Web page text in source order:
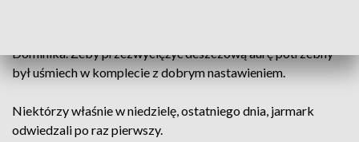
Dominika. Żeby przezwyciężyć deszczową aurę potrzebny
był uśmiech w komplecie z dobrym nastawieniem.
Niektórzy właśnie w niedzielę, ostatniego dnia, jarmark
odwiedzali po raz pierwszy.